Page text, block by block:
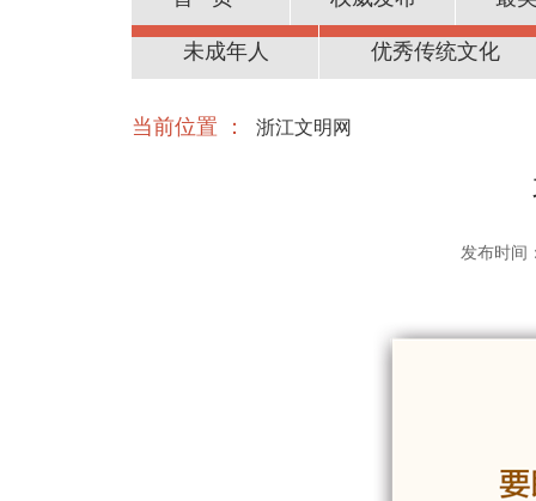
公民道德
未成年人 优秀传统文化
当前位置 ： 浙江文明网
发布时间